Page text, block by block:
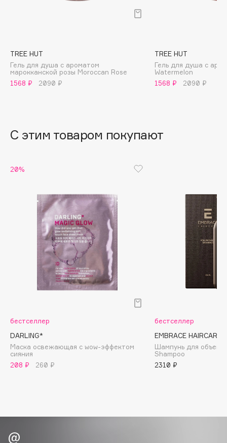
Balmain Hair Couture
Banderas
Basicare
Beauty Pati
Bebble
Biodance
Biorepair
BORK
Brunello Cucinelli
TREE HUT
Гель для душа с ароматом
марокканской розы Moroccan Rose
1568 ₽
2090 ₽
TREE HUT
Гель для душа с
Watermelon
1568 ₽
2090 ₽
С этим товаром покупают
20%
бестселлер
DARLING*
Маска освежающая с wow-эффектом
cияния
208 ₽
260 ₽
бестселлер
EMBRACE HAIRCARE
Шампунь для объема
Shampoo
2310 ₽